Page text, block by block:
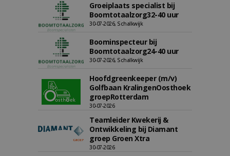
Groeiplaats specialist bij
Boomtotaalzorg32-40 uur
30-07-2026, Schalkwijk
Boominspecteur bij
Boomtotaalzorg24-40 uur
30-07-2026, Schalkwijk
Hoofdgreenkeeper (m/v)
Golfbaan KralingenOosthoek
groepRotterdam
30-07-2026
Teamleider Kwekerij &
Ontwikkeling bij Diamant
groep Groen Xtra
30-07-2026